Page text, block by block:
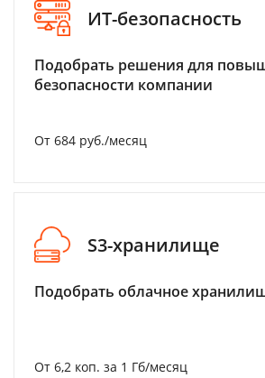
ИТ-безопасность
Подобрать решения для
безопасности компании
От 684 руб./месяц
S3-хранилище
Подобрать облачное
От 6,2 коп. за 1 Гб/месяц